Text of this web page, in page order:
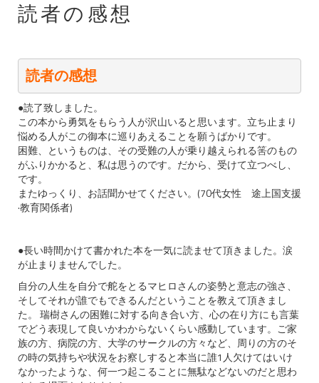
読者の感想
読者の感想
●読了致しました。
この本から勇気をもらう人が沢山いると思います。立ち止まり
悩める人がこの御本に巡りあえることを願うばかりです。
困難、というものは、その受難の人が乗り越えられる筈のもの
がふりかかると、私は思うのです。だから、受けて立つべし、
です。
またゆっくり、お話聞かせてください。(70代女性 途上国支援
·教育関係者)
●長い時間かけて書かれた本を一気に読ませて頂きました。涙
が止まりませんでした。
自分の人生を自分で舵をとるマヒロさんの姿勢と意志の強さ、
そしてそれが誰でもできるんだということを教えて頂きまし
た。 瑞樹さんの困難に対する向き合い方、心の在り方にも言葉
でどう表現して良いかわからないくらい感動しています。ご家
族の方、病院の方、大学のサークルの方々など、周りの方のそ
の時の気持ちや状況をお察しすると本当に誰1人欠けてはいけ
なかったような、何一つ起こることに無駄などないのだと思わ